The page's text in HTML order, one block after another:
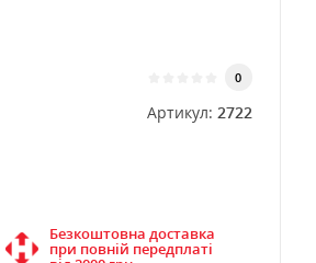
250V прорезинений (розетка)
0
Артикул: 2722
Безкоштовна доставка
при повній передплаті